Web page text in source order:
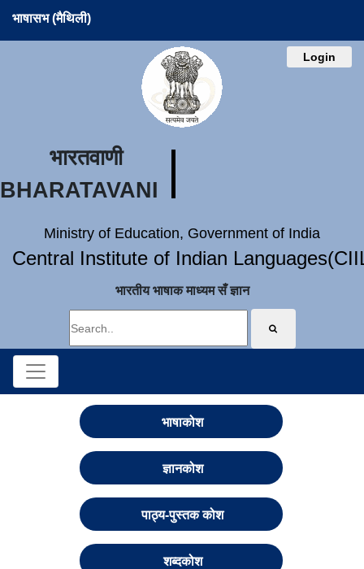
भाषासभ (मैथिली)
Login
भारतवाणी
BHARATAVANI
Ministry of Education, Government of India
Central Institute of Indian
भारतीय भाषाक माध्यम सँ ज्ञान
भाषाकोश
ज्ञानकोश
पाठ्य-पुस्तक कोश
शब्दकोश